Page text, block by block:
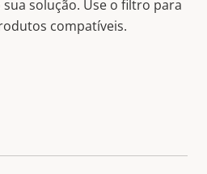
solução. Use o filtro para
compatíveis.